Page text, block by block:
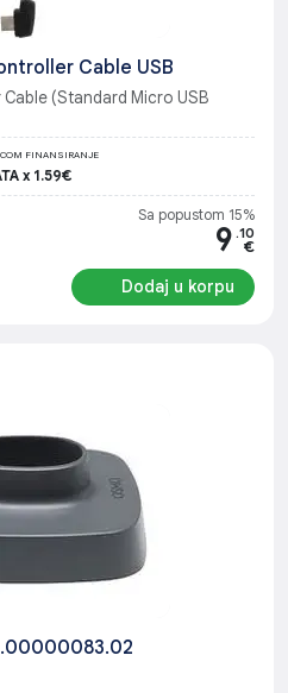
Cable USB
(Standard Micro USB
FINANSIRANJE
x 1.59€
Sa popustom 15%
9 .10
€
Dodaj u korpu